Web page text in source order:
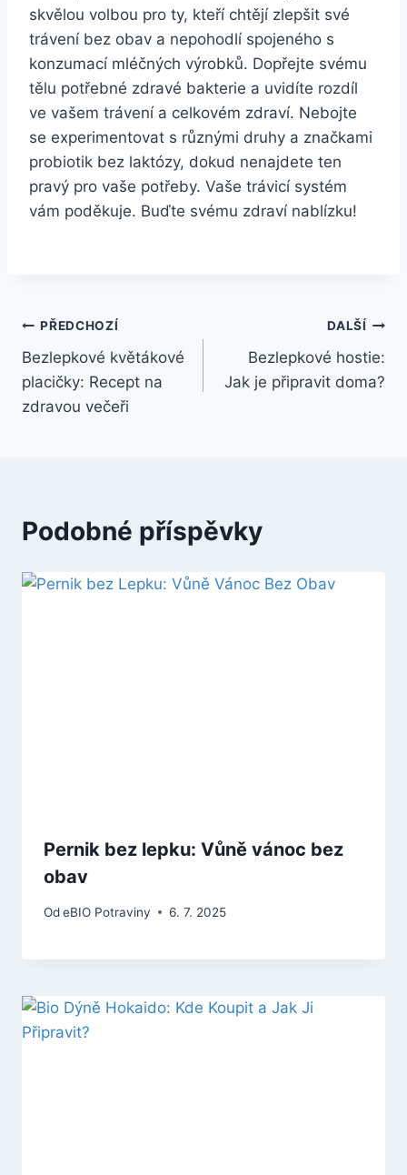
skvělou volbou pro ty, kteří chtějí zlepšit své
trávení bez obav a nepohodlí spojeného s
konzumací mléčných výrobků. Dopřejte svému
tělu potřebné zdravé bakterie a uvidíte rozdíl
ve vašem trávení a celkovém zdraví. Nebojte
se experimentovat s různými druhy a značkami
probiotik bez laktózy, dokud nenajdete ten
pravý pro vaše potřeby. Vaše trávicí systém
vám poděkuje. Buďte svému zdraví nablízku!
Navigace
pro
příspěvek
PŘEDCHOZÍ
Bezlepkové květákové
placičky: Recept na
zdravou večeři
DALŠÍ
Bezlepkové hostie:
Jak je připravit doma?
Podobné příspěvky
Pernik bez lepku: Vůně vánoc bez
obav
OdeBIO Potraviny 6. 7. 2025